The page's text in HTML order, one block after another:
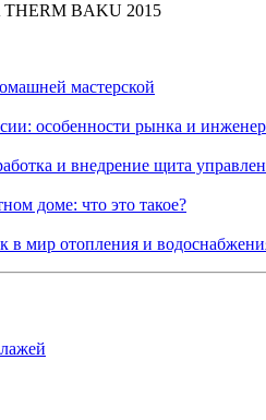
BAKU 2015
мастерской
особенности рынка и
и внедрение щита
доме: что это такое?
в мир отопления и